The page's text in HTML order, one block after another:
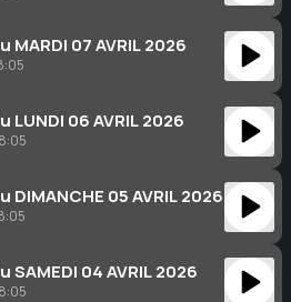
MARDI 07 AVRIL 2026
LUNDI 06 AVRIL 2026
DIMANCHE 05 AVRIL 2026
SAMEDI 04 AVRIL 2026